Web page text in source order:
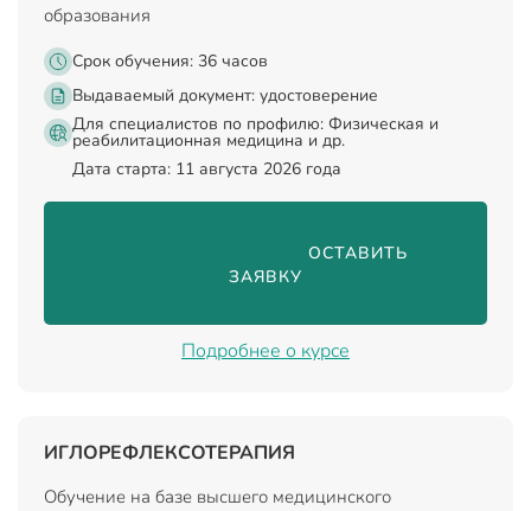
образования
Срок обучения: 36 часов
Выдаваемый документ: удостоверение
Для специалистов по профилю: Физическая и
реабилитационная медицина и др.
Дата старта: 11 августа 2026 года
                                ОСТАВИТЬ
ЗАЯВКУ
Подробнее о курсе
ИГЛОРЕФЛЕКСОТЕРАПИЯ
Обучение на базе высшего медицинского